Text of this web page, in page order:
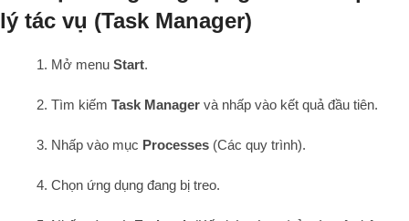
lý tác vụ (Task Manager)
1. Mở menu Start.
2. Tìm kiếm Task Manager và nhấp vào kết quả đầu tiên.
3. Nhấp vào mục Processes (Các quy trình).
4. Chọn ứng dụng đang bị treo.